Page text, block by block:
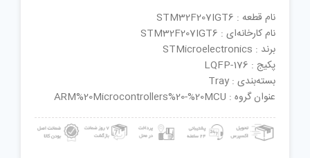
نام قطعه : STM32F207IGT6
نام کارخانه‌ای : STM32F207IGT6
برند : STMicroelectronics
پکیج : LQFP-176
بسته‌بندی : Tray
عنوان گروه : ARM%20Microcontrollers%20-%20MCU